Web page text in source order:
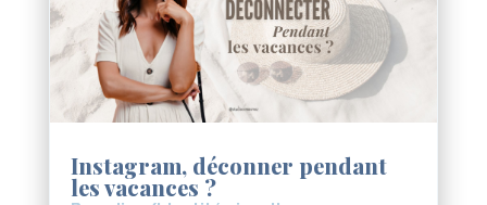
Instagram, déconner pendant
les vacances ?